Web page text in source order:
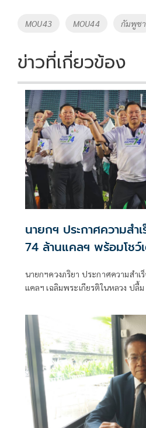
o
k
Li
k
Tags
MOU43 MOU44 กัมพูชา
ข่าวที่เกี่ยวข้อง
นายกฯ ประกาศความสำ
74 ล้านแคลฯ พร้อมโชว์
นายกฯควงภริยา ประกาศความสำเ
แคลฯ เฉลิมพระเกียรติในหลวง ปลื้
สนุกสนาน